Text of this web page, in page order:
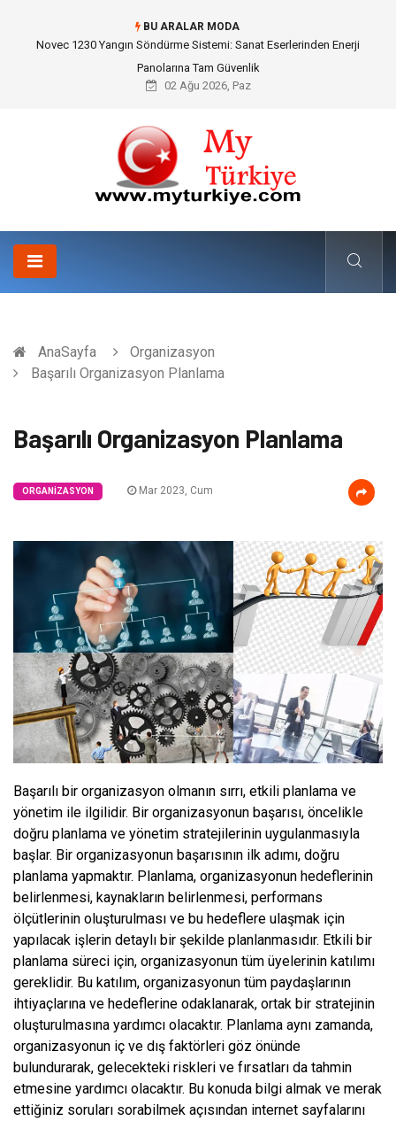
BU ARALAR MODA
Skoda Yedek Parça Seçiminde Teknik Uyumluluk ve Sürüş Konforu
02 Ağu 2026, Paz
AnaSayfa
Organizasyon
Başarılı Organizasyon Planlama
Başarılı Organizasyon Planlama
ORGANIZASYON Mar 2023, Cum
Başarılı bir organizasyon olmanın sırrı, etkili planlama ve
yönetim ile ilgilidir. Bir organizasyonun başarısı, öncelikle
doğru planlama ve yönetim stratejilerinin uygulanmasıyla
başlar. Bir organizasyonun başarısının ilk adımı, doğru
planlama yapmaktır. Planlama, organizasyonun hedeflerinin
belirlenmesi, kaynakların belirlenmesi, performans
ölçütlerinin oluşturulması ve bu hedeflere ulaşmak için
yapılacak işlerin detaylı bir şekilde planlanmasıdır. Etkili bir
planlama süreci için, organizasyonun tüm üyelerinin katılımı
gereklidir. Bu katılım, organizasyonun tüm paydaşlarının
ihtiyaçlarına ve hedeflerine odaklanarak, ortak bir stratejinin
oluşturulmasına yardımcı olacaktır. Planlama aynı zamanda,
organizasyonun iç ve dış faktörleri göz önünde
bulundurarak, gelecekteki riskleri ve fırsatları da tahmin
etmesine yardımcı olacaktır. Bu konuda bilgi almak ve merak
ettiğiniz soruları sorabilmek açısından internet sayfalarını